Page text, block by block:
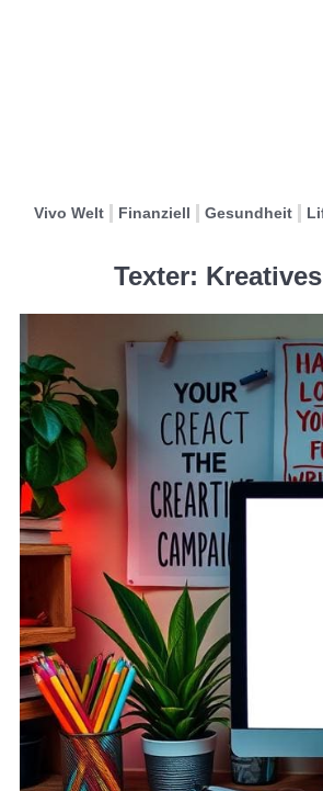
Vivo Welt Finanziell Gesundheit
Texter: